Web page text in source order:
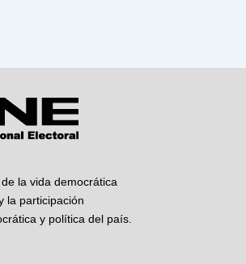
la vida democrática
la participación
y política del país.